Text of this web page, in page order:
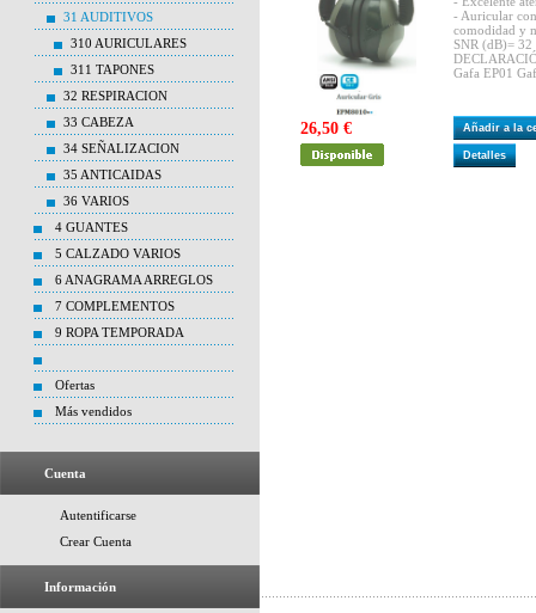
31 AUDITIVOS
310 AURICULARES
311 TAPONES
32 RESPIRACION
33 CABEZA
34 SEÑALIZACION
35 ANTICAIDAS
36 VARIOS
4 GUANTES
5 CALZADO VARIOS
6 ANAGRAMA ARREGLOS
7 COMPLEMENTOS
9 ROPA TEMPORADA
Ofertas
Más vendidos
Cuenta
Autentificarse
Crear Cuenta
Información
- Auricular
comodidad y
SNR (dB)=
Gafa EP01
26,50 € Añadir a la
Detalles